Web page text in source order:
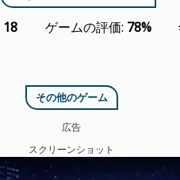
18 ゲームの評価: 78%
その他のゲーム
広告
スクリーンショット